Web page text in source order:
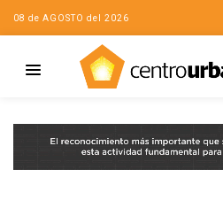
08 de AGOSTO del 2026